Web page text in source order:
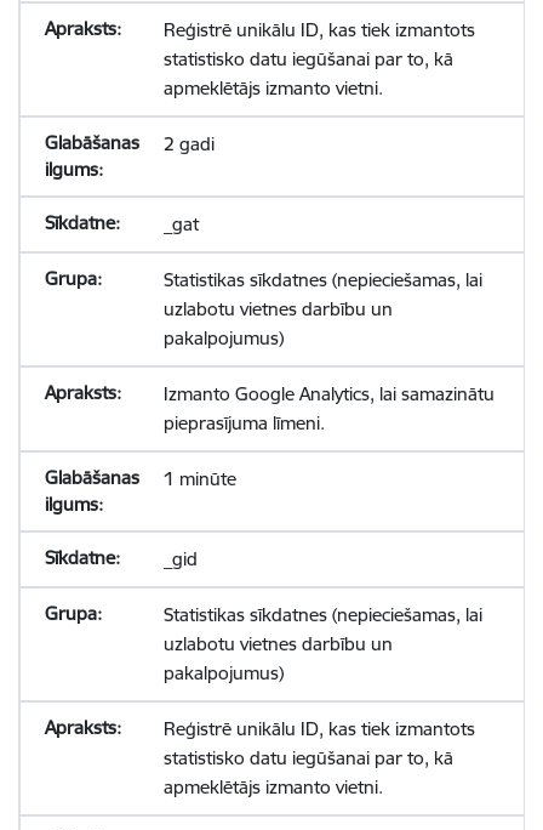
Reģistrē unikālu ID, kas tiek izmantots
statistisko datu iegūšanai par to, kā
apmeklētājs izmanto vietni.
2 gadi
_gat
Statistikas sīkdatnes (nepieciešamas, lai
uzlabotu vietnes darbību un
pakalpojumus)
Izmanto Google Analytics, lai samazinātu
pieprasījuma līmeni.
1 minūte
_gid
Statistikas sīkdatnes (nepieciešamas, lai
uzlabotu vietnes darbību un
pakalpojumus)
Reģistrē unikālu ID, kas tiek izmantots
statistisko datu iegūšanai par to, kā
apmeklētājs izmanto vietni.